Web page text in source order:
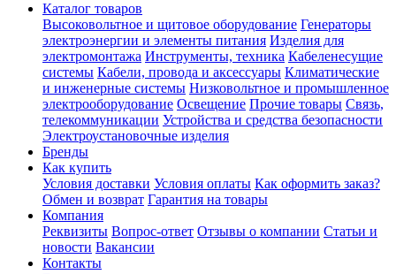
Каталог товаров
Высоковольтное и щитовое оборудование Генераторы
электроэнергии и элементы питания Изделия для
электромонтажа Инструменты, техника Кабеленесущие
системы Кабели, провода и аксессуары Климатические
и инженерные системы Низковольтное и промышленное
электрооборудование Освещение Прочие товары Связь,
телекоммуникации Устройства и средства безопасности
Электроустановочные изделия
Бренды
Как купить
Условия доставки Условия оплаты Как оформить заказ?
Обмен и возврат Гарантия на товары
Компания
Реквизиты Вопрос-ответ Отзывы о компании Статьи и
новости Вакансии
Контакты